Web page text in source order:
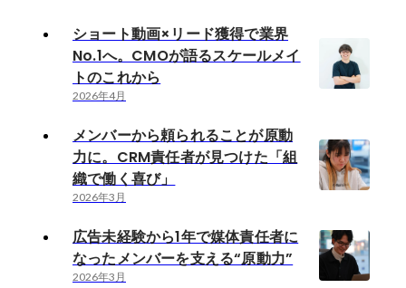
ショート動画×リード獲得で業界
No.1へ。CMOが語るスケールメイ
トのこれから
2026年4月
メンバーから頼られることが原動
力に。CRM責任者が見つけた「組
織で働く喜び」
2026年3月
広告未経験から1年で媒体責任者に
なったメンバーを支える“原動力”
2026年3月